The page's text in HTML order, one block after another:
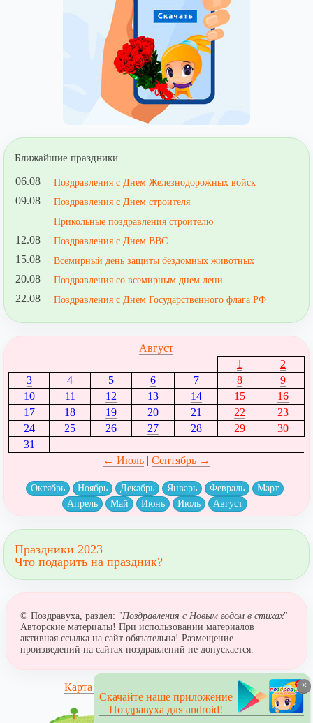
Ближайшие праздники
06.08 Поздравления с Днем Железнодорожных войск
09.08
Поздравления с Днем строителя
Прикольные поздравления строителю
12.08 Поздравления с Днем ВВС
15.08 Всемирный день защиты бездомных животных
20.08 Поздравления со всемирным днем лени
22.08 Поздравления с Днем Государственного флага РФ
Август
1
2
3
4 5 6 7 8
9
10
11 12 13 14 15
16
17
18 19 20 21 22
23
24
25 26 27 28 29
30
31
← Июль| Сентябрь →
Октябрь Ноябрь Декабрь Январь Февраль
Март
Апрель
Май Июнь Июль Август
Праздники 2023
Что подарить на праздник?
© Поздравуха, раздел: "Поздравления с Новым годом в стихах"
Авторские материалы! При использовании материалов
активная ссылка на сайт обязательна! Размещение
произведений на сайтах поздравлений не допускается.
Карта сайта
×
Скачайте наше приложение
Поздравуха для android!